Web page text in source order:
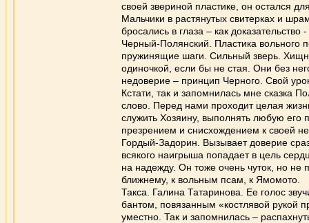
своей звериной пластике, он остался
Мальчики в растянутых свитерках и
бросались в глаза – как
Черный-Полянский. Пластика вольного
пружинящие шаги. Сильный зверь.
одиночкой, если бы не стая. Они без
недоверие – принцип Черного. Свой
Кстати, так и запомнилась мне сказка
слово. Перед нами проходит целая
служить Хозяину, выполнять любую его
презрением и снисхождением к своей
Гордый-Задорин. Вызывает доверие
всякого наигрыша попадает в цель
на надежду. Он тоже очень чуток, но
ближнему, к вольным псам, к Ямомото.
Такса. Галина Татаринова. Ее голос
бантом, повязанным «костлявой рукой
уместно. Так и запомнилась –